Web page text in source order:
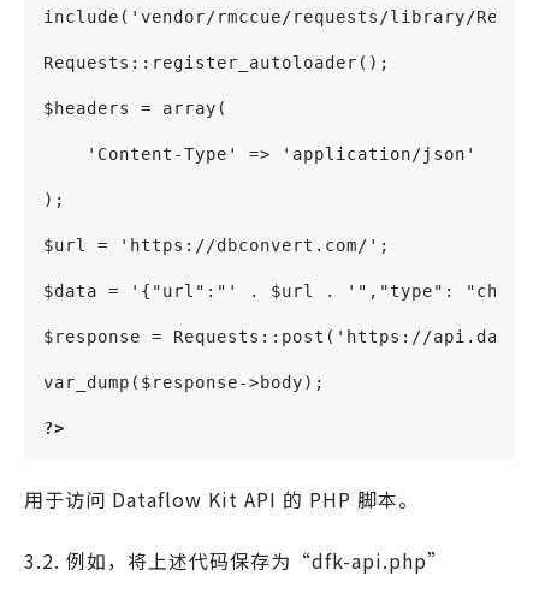
include('vendor/rmccue/requests/library/
Requests::register_autoloader();
$headers = array(
    'Content-Type' => 'application/json'
);
$url = 'https://dbconvert.com/';
$data = '{"url":"' . $url . '","type":
$response = Requests::post('https://
var_dump($response->body);
?>
用于访问 Dataflow Kit API 的 PHP 脚本。
3.2. 例如，将上述代码保存为“dfk-api.php”